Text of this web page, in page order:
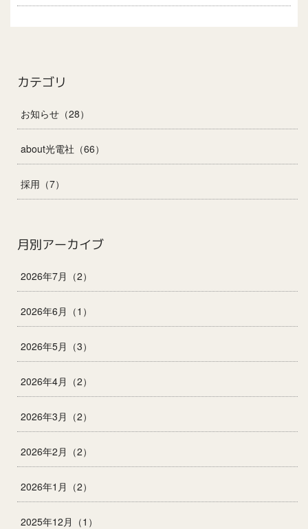
カテゴリ
お知らせ（28）
about光電社（66）
採用（7）
月別アーカイブ
2026年7月（2）
2026年6月（1）
2026年5月（3）
2026年4月（2）
2026年3月（2）
2026年2月（2）
2026年1月（2）
2025年12月（1）